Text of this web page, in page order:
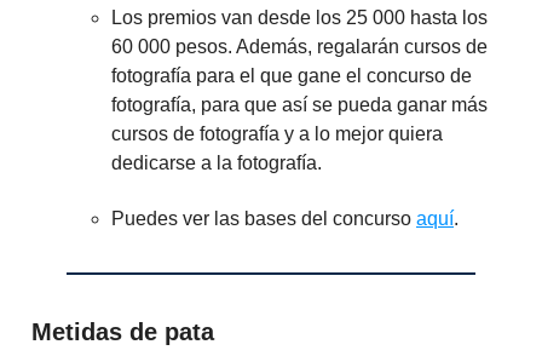
Los premios van desde los 25 000 hasta los
60 000 pesos. Además, regalarán cursos de
fotografía para el que gane el concurso de
fotografía, para que así se pueda ganar más
cursos de fotografía y a lo mejor quiera
dedicarse a la fotografía.
Puedes ver las bases del concurso aquí.
Metidas de pata